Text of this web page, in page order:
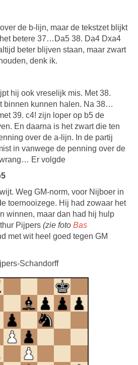
de b-lijn, maar de tekstzet blijkt
betere 37…Da5 38. Da4 Dxa4
beter blijven staan, maar zwart
denk ik.
hij ook vreselijk mis. Met 38.
binnen kunnen halen. Na 38…
39. c4! zijn loper op b5 de
En daarna is het zwart die ten
over de a-lijn. In de partij
in vanwege de penning over de
Er volgde
Weg GM-norm, voor Nijboer in
toernooizege. Hij had zowaar het
winnen, maar dan had hij hulp
Pijpers (zie foto Bas
met wit heel goed tegen GM
Schandorff